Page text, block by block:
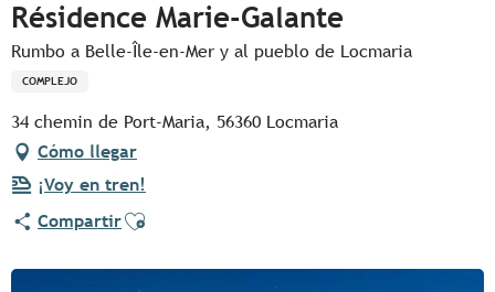
Résidence Marie-Galante
Rumbo a Belle-Île-en-Mer y al pueblo de Locmaria
COMPLEJO
34 chemin de Port-Maria, 56360 Locmaria
Cómo llegar
¡Voy en tren!
CompartirAjouter aux favoris